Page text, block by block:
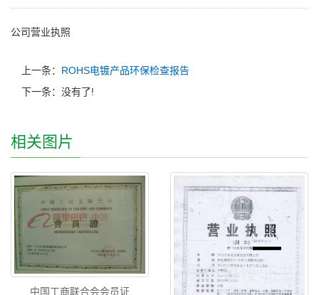
公司营业执照
上一条： ROHS电镀产品环保检查报告
下一条：没有了!
相关图片
中国工商联合会会员证